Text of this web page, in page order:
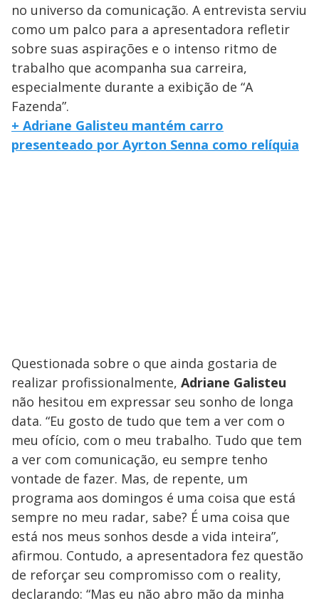
no universo da comunicação. A entrevista serviu
como um palco para a apresentadora refletir
sobre suas aspirações e o intenso ritmo de
trabalho que acompanha sua carreira,
especialmente durante a exibição de “A
Fazenda”.
+ Adriane Galisteu mantém carro
presenteado por Ayrton Senna como relíquia
Questionada sobre o que ainda gostaria de
realizar profissionalmente, Adriane Galisteu
não hesitou em expressar seu sonho de longa
data. “Eu gosto de tudo que tem a ver com o
meu ofício, com o meu trabalho. Tudo que tem
a ver com comunicação, eu sempre tenho
vontade de fazer. Mas, de repente, um
programa aos domingos é uma coisa que está
sempre no meu radar, sabe? É uma coisa que
está nos meus sonhos desde a vida inteira”,
afirmou. Contudo, a apresentadora fez questão
de reforçar seu compromisso com o reality,
declarando: “Mas eu não abro mão da minha